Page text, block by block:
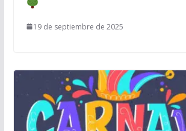
19 de septiembre de 2025